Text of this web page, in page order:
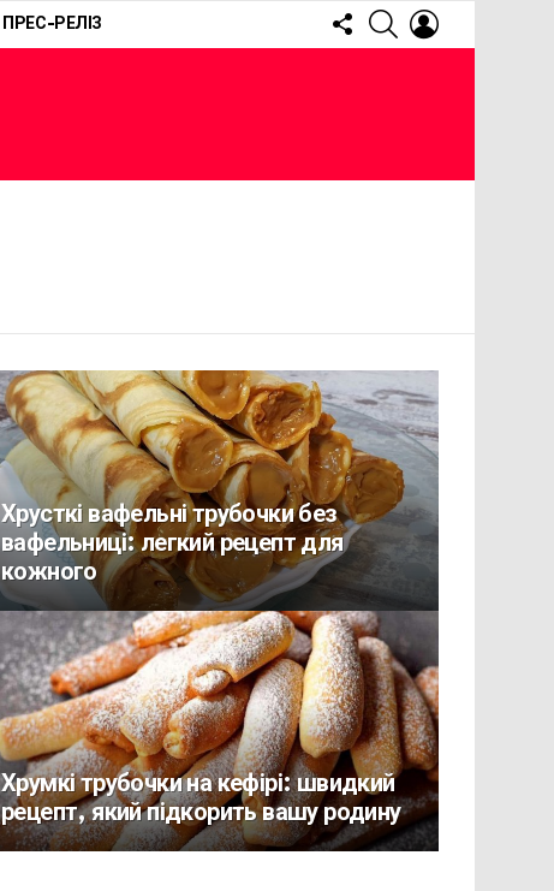
ПРЕС-РЕЛІЗ
FOLLOW
US
SEARCH
Хрусткі вафельні трубочки без
вафельниці: легкий рецепт для
кожного
Хрумкі трубочки на кефірі: швидкий
рецепт, який підкорить вашу родину